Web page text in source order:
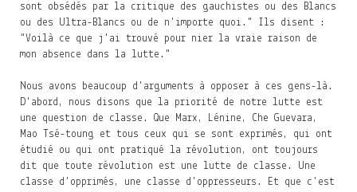
sont obsédés par la critique des gauchistes ou des Blancs
ou des Ultra-Blancs ou de n'importe quoi." Ils disent :
"Voilà ce que j'ai trouvé pour nier la vraie raison de
mon absence dans la lutte."
Nous avons beaucoup d'arguments à opposer à ces gens-là.
D'abord, nous disons que la priorité de notre lutte est
une question de classe. Que Marx, Lénine, Che Guevara,
Mao Tsé-toung et tous ceux qui se sont exprimés, qui ont
étudié ou qui ont pratiqué la révolution, ont toujours
dit que toute révolution est une lutte de classe. Une
classe d'opprimés, une classe d'oppresseurs. Et que c'est